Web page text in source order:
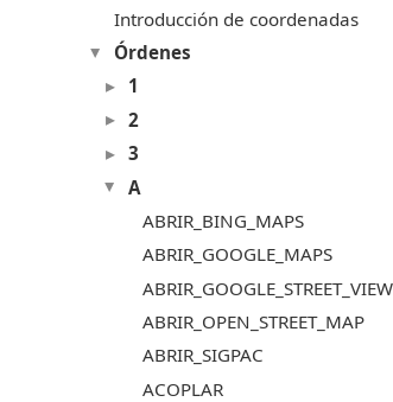
Introducción de coordenadas
Órdenes
1
2
3
A
ABRIR_BING_MAPS
ABRIR_GOOGLE_MAPS
ABRIR_GOOGLE_STREET_VIEW
ABRIR_OPEN_STREET_MAP
ABRIR_SIGPAC
ACOPLAR